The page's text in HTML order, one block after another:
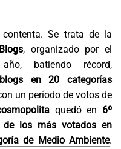
Se trata de la
, organizado por el
batiendo récord,
en 20 categorías
un período de votos de
quedó en 6º
de los más votados en
de Medio Ambiente.